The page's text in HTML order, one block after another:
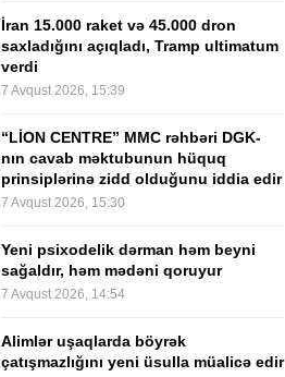
İran 15.000 raket və 45.000 dron
saxladığını açıqladı, Tramp ultimatum
verdi
7 Avqust 2026, 15:39
“LİON CENTRE” MMC rəhbəri DGK-
nın cavab məktubunun hüquq
prinsiplərinə zidd olduğunu iddia edir
7 Avqust 2026, 15:30
Yeni psixodelik dərman həm beyni
sağaldır, həm mədəni qoruyur
7 Avqust 2026, 14:54
Alimlər uşaqlarda böyrək
çatışmazlığını yeni üsulla müalicə edir